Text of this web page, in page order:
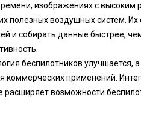
изображениях с
полезных воздушных систем.
и собирать данные быстрее,
беспилотников
коммерческих применений.
возможности